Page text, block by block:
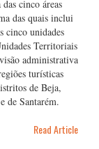
cinco áreas
das quais inclui
cinco unidades
Territoriais
administrativa
turísticas
de Beja,
de Santarém.
Read Article